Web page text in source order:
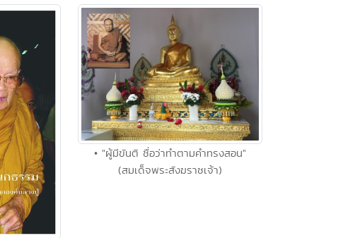
• "ผู้มีขันติ ชื่อว่าทำตามคำทรงสอน"
(สมเด็จพระสังฆราชเจ้า)